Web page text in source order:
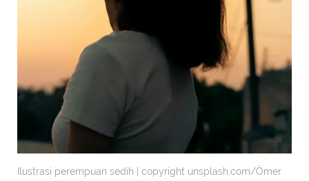
Ilustrasi perempuan sedih | copyright unsplash.com/Ömer